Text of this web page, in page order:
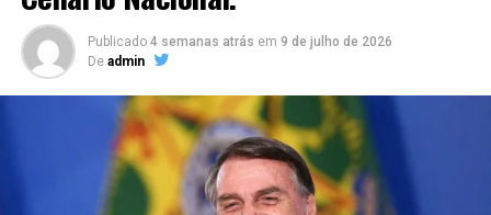
TÓPICOS RELACIONADOS DESTAQUE
A SEGUIR
Caiu na boca do povo! Gustavo de Noronha da entrevista
A inspiradora trajetória de sucesso da apresentadora
Doinha Prata e seu programa “EI! VC TÁ AÍ?
Publicado 4 semanas atrás em 9 de julho de 2026
De admin